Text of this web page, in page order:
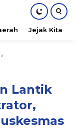
Jejak Kita
Lantik